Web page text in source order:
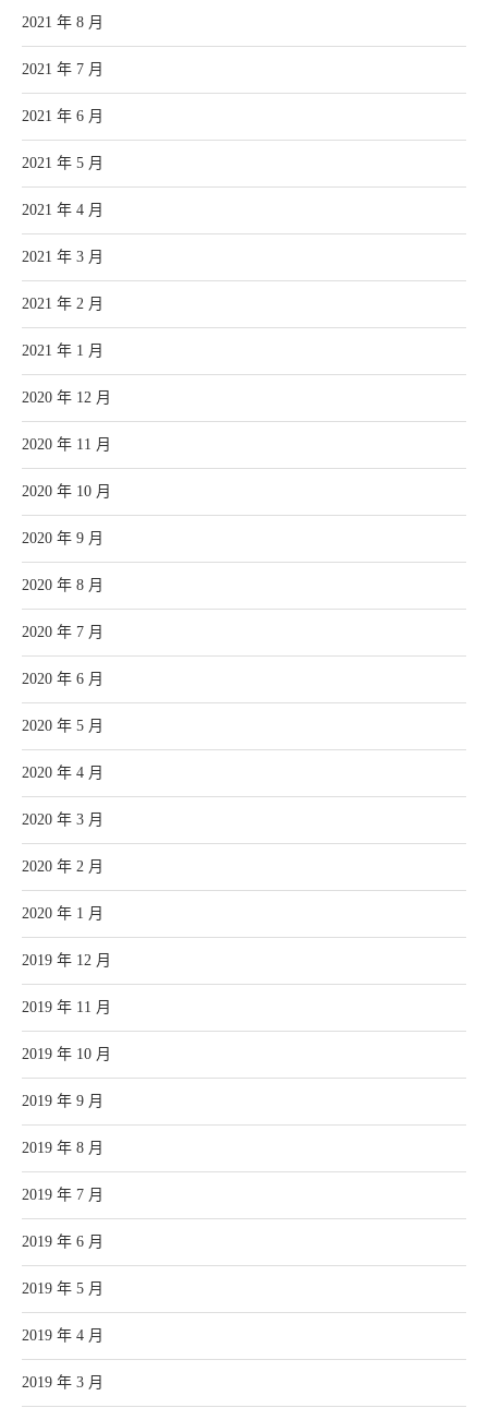
2021 年 8 月
2021 年 7 月
2021 年 6 月
2021 年 5 月
2021 年 4 月
2021 年 3 月
2021 年 2 月
2021 年 1 月
2020 年 12 月
2020 年 11 月
2020 年 10 月
2020 年 9 月
2020 年 8 月
2020 年 7 月
2020 年 6 月
2020 年 5 月
2020 年 4 月
2020 年 3 月
2020 年 2 月
2020 年 1 月
2019 年 12 月
2019 年 11 月
2019 年 10 月
2019 年 9 月
2019 年 8 月
2019 年 7 月
2019 年 6 月
2019 年 5 月
2019 年 4 月
2019 年 3 月